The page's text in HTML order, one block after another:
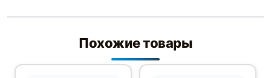
Похожие товары